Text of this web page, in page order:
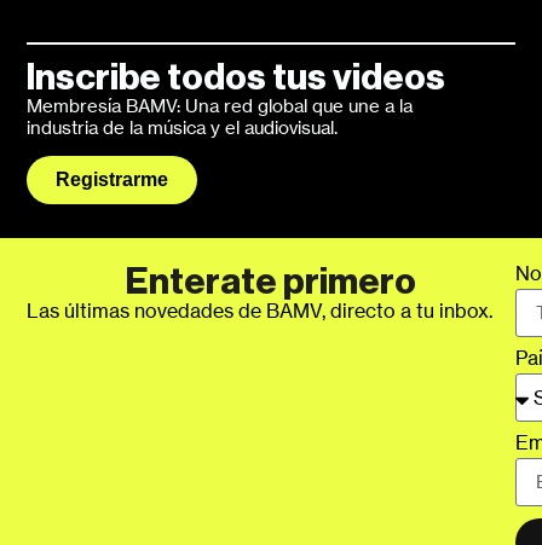
Inscribe todos tus videos
Membresía BAMV: Una red global que une a la
industria de la música y el audiovisual.
Registrarme
Enterate primero
Las últimas novedades de BAMV, directo a tu inbox.